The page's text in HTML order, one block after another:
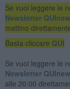
Se vuoi leggere le
Newsletter
mattino
Basta cliccare QUI
Se vuoi leggere le
Newsletter
alle 20:00